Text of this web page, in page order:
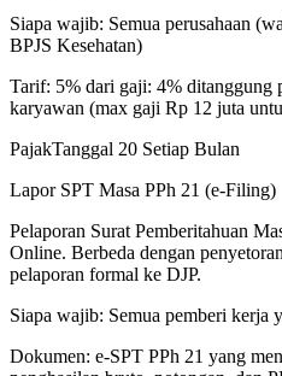
Siapa wajib: Semua perusahaan
BPJS Kesehatan)
Tarif: 5% dari gaji: 4% ditanggung
karyawan (max gaji Rp 12 juta
PajakTanggal 20 Setiap Bulan
Lapor SPT Masa PPh 21 (e-Filing)
Pelaporan Surat Pemberitahuan
Online. Berbeda dengan
pelaporan formal ke DJP.
Siapa wajib: Semua pemberi kerja
Dokumen: e-SPT PPh 21 yang